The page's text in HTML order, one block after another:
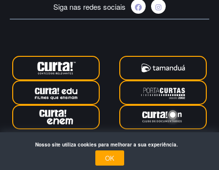
Siga nas redes sociais
Curta Educação © 2024. Todos os direitos reservados. Feito com
no Rio de Janeiro
Nosso site utiliza cookies para melhorar a sua experiência.
OK